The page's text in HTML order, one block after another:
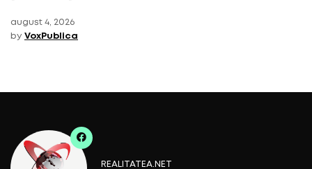
august 4, 2026
by VoxPublica
REALITATEA.NET